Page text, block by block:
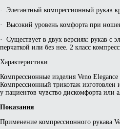
· Элегантный компрессионный рукав
· Высокий уровень комфорта при
· Существует в двух версиях: рукав с
перчаткой или без нее. 2 класс
Характеристики
Компрессионные изделия Veno
Компрессионный трикотаж изготовлен
у пациентов чувство дискомфорта или
Показания
Применение компрессионного рукава